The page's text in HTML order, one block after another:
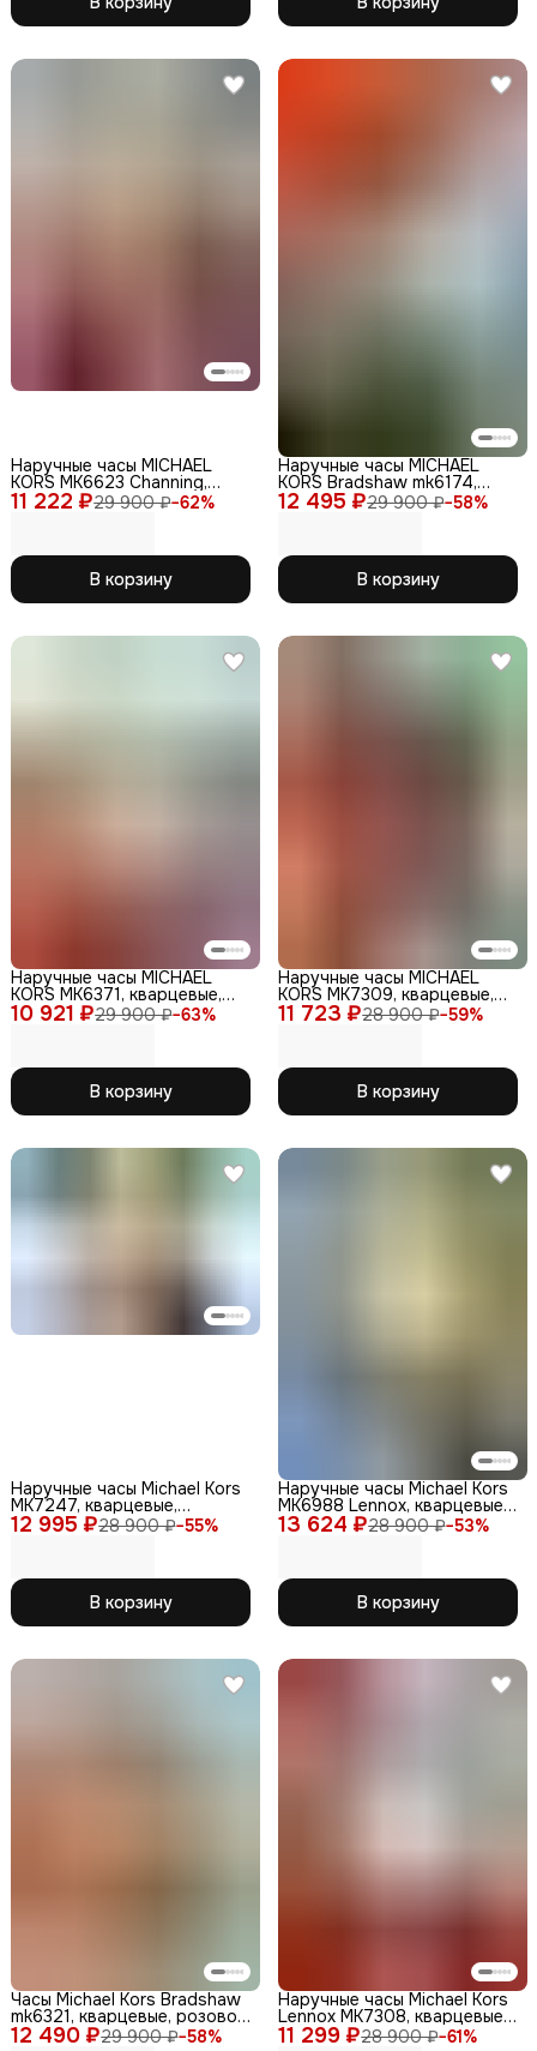
11 222 ₽29 900 ₽−62%
Наручные часы MICHAEL
KORS MK6623 Channing,
женские, кварцевые, корпус
В корзину
12 495 ₽29 900 ₽−58%
Наручные часы MICHAEL
KORS Bradshaw mk6174,
кварцевые, хронограф,
В корзину
10 921 ₽29 900 ₽−63%
Наручные часы MICHAEL
KORS MK6371, кварцевые,
женские, ремешок из
нержавеющей стали
В корзину
11 723 ₽28 900 ₽−59%
Наручные часы MICHAEL
KORS MK7309, кварцевые,
водонепрониц., женские
В корзину
12 995 ₽28 900 ₽−55%
Наручные часы Michael Kors
MK7247, кварцевые,
женские, нержавеющая
сталь, силикон, черные
В корзину
13 624 ₽28 900 ₽−53%
Наручные часы Michael Kors
MK6988 Lennox, кварцевые,
нержавеющая сталь,
женские
В корзину
12 490 ₽29 900 ₽−58%
Часы Michael Kors Bradshaw
mk6321, кварцевые, розовое
золото 11 299 ₽28 900 ₽−61%
Наручные часы Michael Kors
Lennox MK7308, кварцевые,
женские